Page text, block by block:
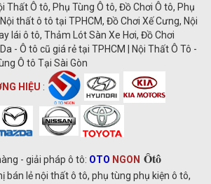
Thất Ô tô, Phụ Tùng Ô tô, Đồ Chơi Ô tô, Phụ
thất ô tô tại TPHCM, Đồ Chơi Xế Cưng, Nội
lái ô tô, Thảm Lót Sàn Xe Hơi, Đồ Chơi
- Ô tô cũ giá rẻ tại TPHCM | Nội Thất Ô Tô -
Ô tô Tại Sài Gòn
HIỆU :
- giải pháp ô tô: OTO NGON Ôtô
bán lẻ nội thất ô tô, phụ tùng phụ kiện ô tô,